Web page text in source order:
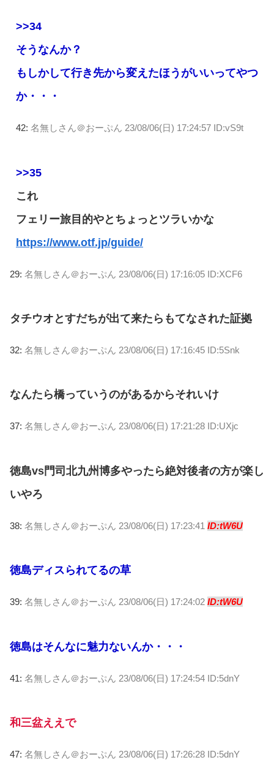
>>34
そうなんか？
もしかして行き先から変えたほうがいいってやつ
か・・・
42: 名無しさん＠おーぷん 23/08/06(日) 17:24:57 ID:vS9t
>>35
これ
フェリー旅目的やとちょっとツラいかな
https://www.otf.jp/guide/
29: 名無しさん＠おーぷん 23/08/06(日) 17:16:05 ID:XCF6
タチウオとすだちが出て来たらもてなされた証拠
32: 名無しさん＠おーぷん 23/08/06(日) 17:16:45 ID:5Snk
なんたら橋っていうのがあるからそれいけ
37: 名無しさん＠おーぷん 23/08/06(日) 17:21:28 ID:UXjc
徳島vs門司北九州博多やったら絶対後者の方が楽し
いやろ
38: 名無しさん＠おーぷん 23/08/06(日) 17:23:41 ID:tW6U
徳島ディスられてるの草
39: 名無しさん＠おーぷん 23/08/06(日) 17:24:02 ID:tW6U
徳島はそんなに魅力ないんか・・・
41: 名無しさん＠おーぷん 23/08/06(日) 17:24:54 ID:5dnY
和三盆ええで
47: 名無しさん＠おーぷん 23/08/06(日) 17:26:28 ID:5dnY